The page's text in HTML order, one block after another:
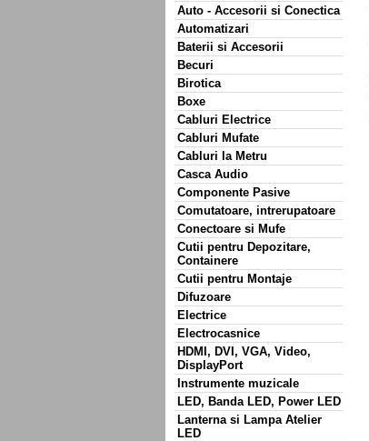
Auto - Accesorii si Conectica
Automatizari
Baterii si Accesorii
Becuri
Birotica
Boxe
Cabluri Electrice
Cabluri Mufate
Cabluri la Metru
Casca Audio
Componente Pasive
Comutatoare, intrerupatoare
Conectoare si Mufe
Cutii pentru Depozitare,
Containere
Cutii pentru Montaje
Difuzoare
Electrice
Electrocasnice
HDMI, DVI, VGA, Video,
DisplayPort
Instrumente muzicale
LED, Banda LED, Power LED
Lanterna si Lampa Atelier
LED